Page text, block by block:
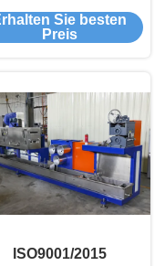
mit
individualisierbarer
Prägungmustern
Sie besten
Preis
ISO9001/2015